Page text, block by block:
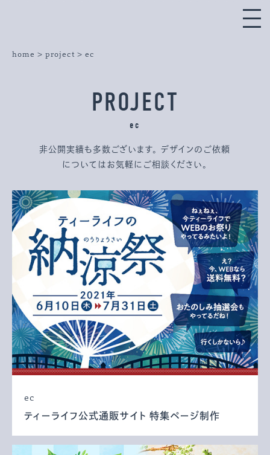
home > project > ec
PROJECT
ec
非公開実績も多数ございます。
デザインのご依頼
についてはお気軽にご相談ください。
ec
ティーライフ公式通販サイト 特集ページ制作